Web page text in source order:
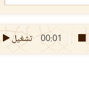
00:01 تشغيل